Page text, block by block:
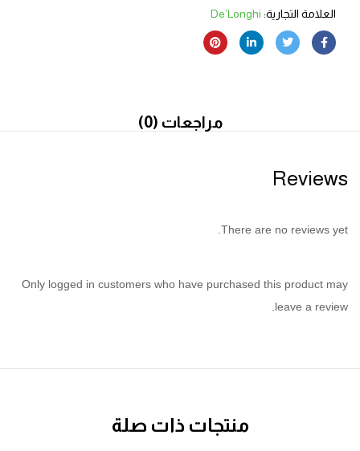
العلامة التجارية: De’Longhi
مراجعات (0)
Reviews
There are no reviews yet.
Only logged in customers who have purchased this product may
leave a review.
منتجات ذات صلة